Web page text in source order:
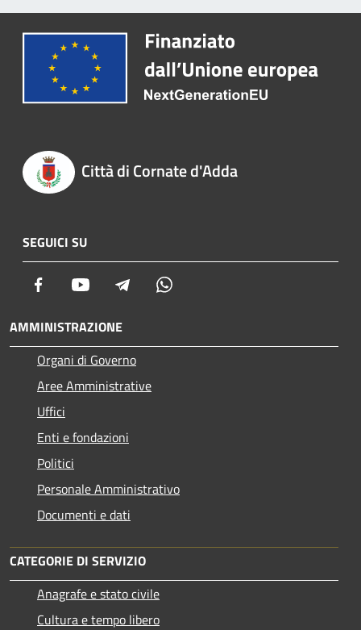
Città di Cornate d'Adda
SEGUICI SU
Facebook Youtube Telegram
AMMINISTRAZIONE
Organi di Governo
Aree Amministrative
Uffici
Enti e fondazioni
Politici
Personale Amministrativo
Documenti e dati
CATEGORIE DI SERVIZIO
Anagrafe e stato civile
Cultura e tempo libero